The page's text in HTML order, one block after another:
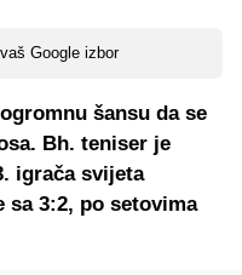
Google izbor
šansu da se
Bh. teniser je
igrača svijeta
sa 3:2, po setovima